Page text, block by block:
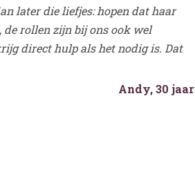
later die liefjes: hopen dat haar
rollen zijn bij ons ook wel
direct hulp als het nodig is. Dat
Andy, 30 jaar